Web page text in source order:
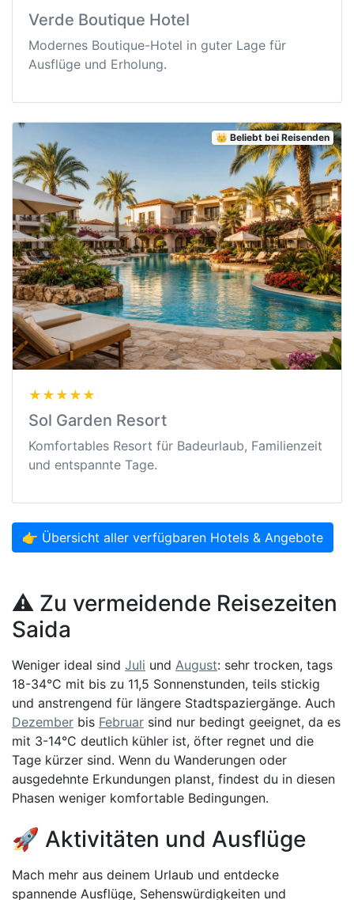
Verde Boutique Hotel
Modernes Boutique-Hotel in guter Lage für
Ausflüge und Erholung.
👑 Beliebt bei Reisenden
★★★★★
Sol Garden Resort
Komfortables Resort für Badeurlaub, Familienzeit
und entspannte Tage.
👉 Übersicht aller verfügbaren Hotels & Angebote
⚠️ Zu vermeidende Reisezeiten
Saida
Weniger ideal sind Juli und August: sehr trocken, tags
18-34°C mit bis zu 11,5 Sonnenstunden, teils stickig
und anstrengend für längere Stadtspaziergänge. Auch
Dezember bis Februar sind nur bedingt geeignet, da es
mit 3-14°C deutlich kühler ist, öfter regnet und die
Tage kürzer sind. Wenn du Wanderungen oder
ausgedehnte Erkundungen planst, findest du in diesen
Phasen weniger komfortable Bedingungen.
🚀 Aktivitäten und Ausflüge
Mach mehr aus deinem Urlaub und entdecke
spannende Ausflüge, Sehenswürdigkeiten und